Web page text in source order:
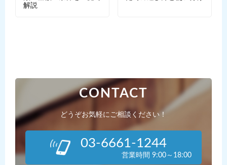
解説
CONTACT
どうぞお気軽にご相談ください！
03-6661-1244
営業時間 9:00～18:00